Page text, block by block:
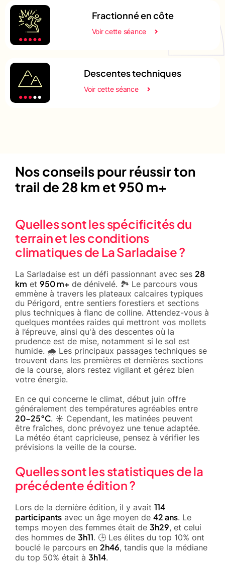
Fractionné en côte
Voir cette séance
Descentes techniques
Voir cette séance
Nos conseils pour réussir ton
trail de 28 km et 950 m+
Quelles sont les spécificités du
terrain et les conditions
climatiques de La Sarladaise ?
La Sarladaise est un défi passionnant avec ses 28
km et 950 m+ de dénivelé. 🏞️ Le parcours vous
emmène à travers les plateaux calcaires typiques
du Périgord, entre sentiers forestiers et sections
plus techniques à flanc de colline. Attendez-vous à
quelques montées raides qui mettront vos mollets
à l’épreuve, ainsi qu'à des descentes où la
prudence est de mise, notamment si le sol est
humide. 🌧️ Les principaux passages techniques se
trouvent dans les premières et dernières sections
de la course, alors restez vigilant et gérez bien
votre énergie.
En ce qui concerne le climat, début juin offre
généralement des températures agréables entre
20-25°C. ☀️ Cependant, les matinées peuvent
être fraîches, donc prévoyez une tenue adaptée.
La météo étant capricieuse, pensez à vérifier les
prévisions la veille de la course.
Quelles sont les statistiques de la
précédente édition ?
Lors de la dernière édition, il y avait 114
participants avec un âge moyen de 42 ans. Le
temps moyen des femmes était de 3h29, et celui
des hommes de 3h11. 🕒 Les élites du top 10% ont
bouclé le parcours en 2h46, tandis que la médiane
du top 50% était à 3h14.